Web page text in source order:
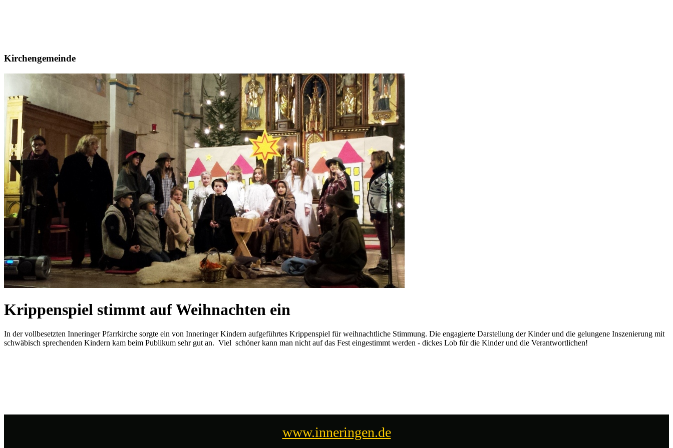
Kirchengemeinde
Krippenspiel stimmt auf Weihnachten ein
In der vollbesetzten Inneringer Pfarrkirche sorgte ein von Inneringer Kindern aufgeführtes Krippenspiel für weihnachtliche Stimmung. Die engagierte Darstellung der Kinder und die gelungene Inszenierung mit
schwäbisch sprechenden Kindern kam beim Publikum sehr gut an. Viel schöner kann man nicht auf das Fest eingestimmt werden - dickes Lob für die Kinder und die Verantwortlichen!
www.inneringen.de